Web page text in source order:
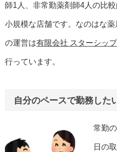
師1人、非常勤薬剤師4人の比較
小規模な店舗です。なのはな薬
の運営は有限会社 スターシップ
行っています。
自分のペースで勤務した
常勤
日の